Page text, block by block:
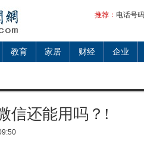
推荐： 电话号
教育 家居 财经 企业
信还能用吗？!